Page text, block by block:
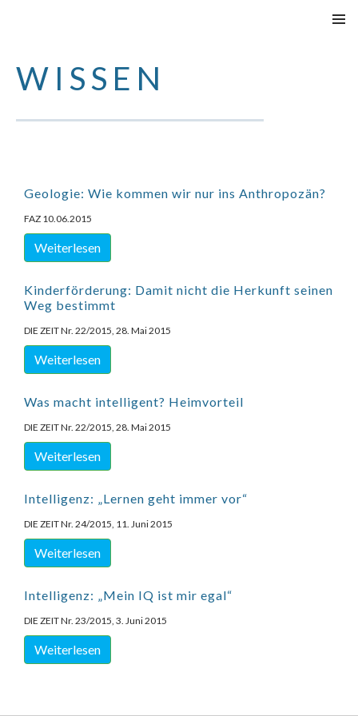
INHALT
WISSEN
Geologie: Wie kommen wir nur ins Anthropozän?
FAZ 10.06.2015
Weiterlesen
Kinderförderung: Damit nicht die Herkunft seinen
Weg bestimmt
DIE ZEIT Nr. 22/2015, 28. Mai 2015
Weiterlesen
Was macht intelligent? Heimvorteil
DIE ZEIT Nr. 22/2015, 28. Mai 2015
Weiterlesen
Intelligenz: „Lernen geht immer vor“
DIE ZEIT Nr. 24/2015, 11. Juni 2015
Weiterlesen
Intelligenz: „Mein IQ ist mir egal“
DIE ZEIT Nr. 23/2015, 3. Juni 2015
Weiterlesen